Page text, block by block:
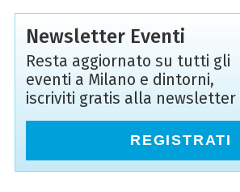
Newsletter Eventi
Resta aggiornato su tutti gli
eventi a Milano e dintorni,
iscriviti gratis alla newsletter
REGISTRATI